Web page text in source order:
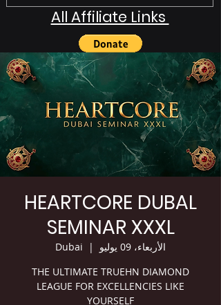
All Affiliate Links
HEARTCORE DUBAL
SEMINAR XXXL
الأربعاء، 09 يوليو
  |
Dubai
THE ULTIMATE TRUEHN DIAMOND
LEAGUE FOR EXCELLENCIES LIKE
YOURSELF